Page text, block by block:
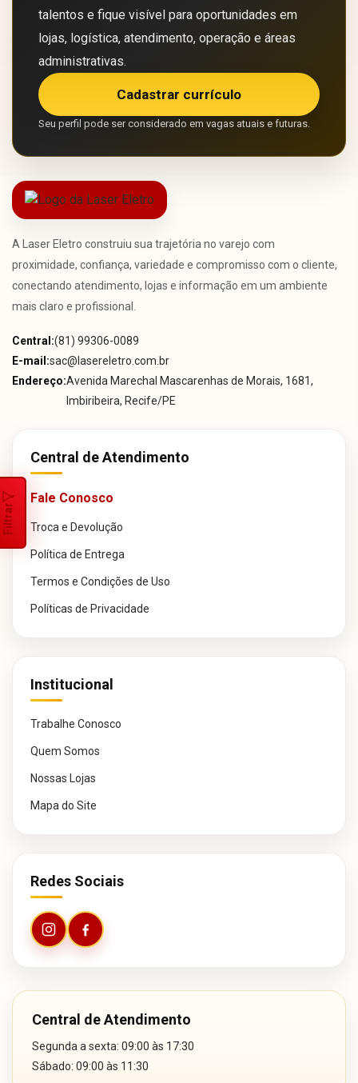
Filtrar
talentos e fique visível para oportunidades em
lojas, logística, atendimento, operação e áreas
administrativas.
Cadastrar currículo
Seu perfil pode ser considerado em vagas atuais e futuras.
A Laser Eletro construiu sua trajetória no varejo com
proximidade, confiança, variedade e compromisso com o cliente,
conectando atendimento, lojas e informação em um ambiente
mais claro e profissional.
Central:(81) 99306-0089
E-mail:sac@lasereletro.com.br
Endereço:Avenida Marechal Mascarenhas de Morais, 1681,
Imbiribeira, Recife/PE
Central de Atendimento
Fale Conosco
Troca e Devolução
Política de Entrega
Termos e Condições de Uso
Políticas de Privacidade
Institucional
Trabalhe Conosco
Quem Somos
Nossas Lojas
Mapa do Site
Redes Sociais
Central de Atendimento
Segunda a sexta: 09:00 às 17:30
Sábado: 09:00 às 11:30